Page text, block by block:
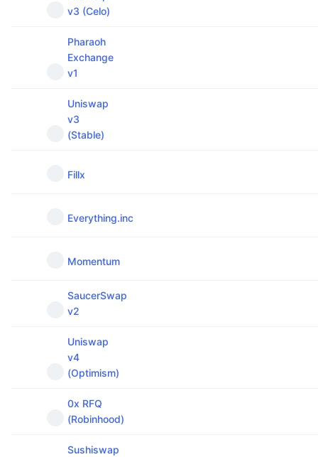
v3 (Celo)
Pharaoh
Exchange
v1
Uniswap
v3
(Stable)
Fillx
Everything.inc
Momentum
SaucerSwap
v2
Uniswap
v4
(Optimism)
0x RFQ
(Robinhood)
Sushiswap